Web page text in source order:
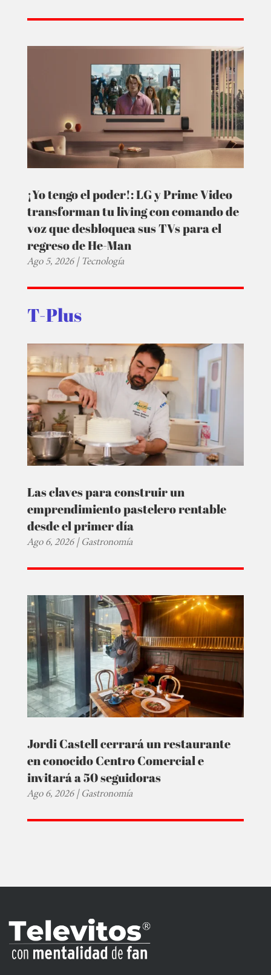
¡Yo tengo el poder!: LG y Prime Video
transforman tu living con comando de
voz que desbloquea sus TVs para el
regreso de He-Man
Ago 5, 2026|Tecnología
T-Plus
Las claves para construir un
emprendimiento pastelero rentable
desde el primer día
Ago 6, 2026|Gastronomía
Jordi Castell cerrará un restaurante
en conocido Centro Comercial e
invitará a 50 seguidoras
Ago 6, 2026|Gastronomía